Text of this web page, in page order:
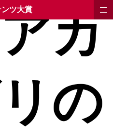
ンツ大賞
カ
の